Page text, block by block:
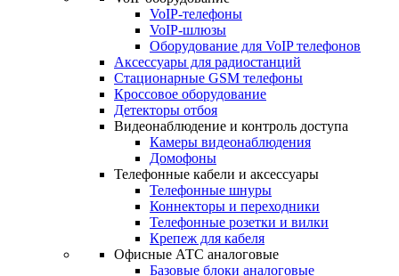
VoIP-телефоны
VoIP-шлюзы
Оборудование для VoIP телефонов
Аксессуары для радиостанций
Стационарные GSM телефоны
Кроссовое оборудование
Детекторы отбоя
Видеонаблюдение и контроль доступа
Камеры видеонаблюдения
Домофоны
Телефонные кабели и аксессуары
Телефонные шнуры
Коннекторы и переходники
Телефонные розетки и вилки
Крепеж для кабеля
Офисные АТС аналоговые
Базовые блоки аналоговые